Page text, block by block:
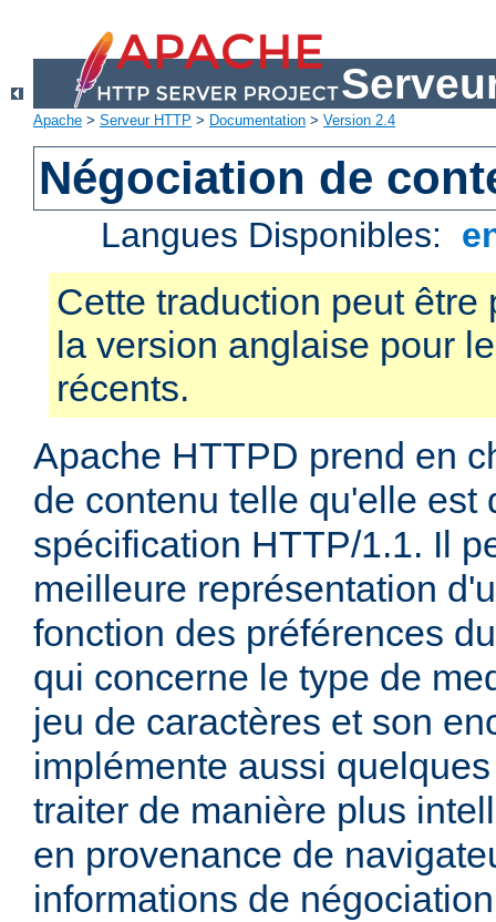
Apache > Serveur HTTP > Documentation > Version 2.4
Négociation de
Langues Disponibles:
Cette traduction peut être
la version anglaise pour
récents.
Apache HTTPD prend en
de contenu telle qu'elle est
spécification HTTP/1.1. Il
meilleure représentation
fonction des préférences
qui concerne le type de
jeu de caractères et son
implémente aussi
traiter de manière plus
en provenance de
informations de